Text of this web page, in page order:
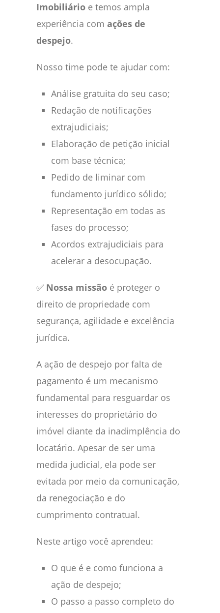
Imobiliário e temos ampla
experiência com ações de
despejo.
Nosso time pode te ajudar com:
Análise gratuita do seu caso;
Redação de notificações
extrajudiciais;
Elaboração de petição inicial
com base técnica;
Pedido de liminar com
fundamento jurídico sólido;
Representação em todas as
fases do processo;
Acordos extrajudiciais para
acelerar a desocupação.
✅ Nossa missão é proteger o
direito de propriedade com
segurança, agilidade e excelência
jurídica.
A ação de despejo por falta de
pagamento é um mecanismo
fundamental para resguardar os
interesses do proprietário do
imóvel diante da inadimplência do
locatário. Apesar de ser uma
medida judicial, ela pode ser
evitada por meio da comunicação,
da renegociação e do
cumprimento contratual.
Neste artigo você aprendeu:
O que é e como funciona a
ação de despejo;
O passo a passo completo do